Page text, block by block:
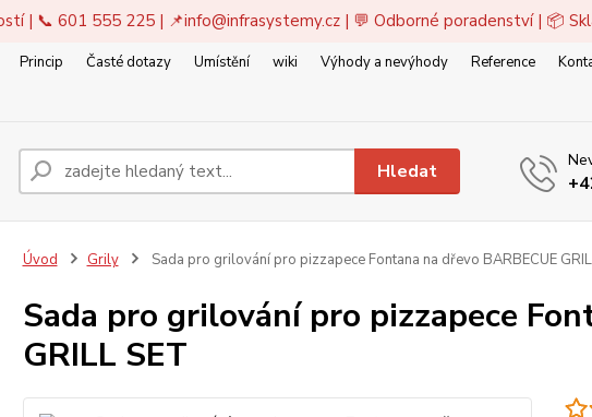
| 📞 601 555 225 | 📌info@infrasystemy.cz| 💬 Odborné poradenství | 📦
Princip Časté dotazy Umístění wiki Výhody a nevýhody Reference
Hledat
Úvod Grily Sada pro grilování pro pizzapece Fontana na dřevo BARBECUE
Sada pro grilování pro pizzapece
GRILL SET